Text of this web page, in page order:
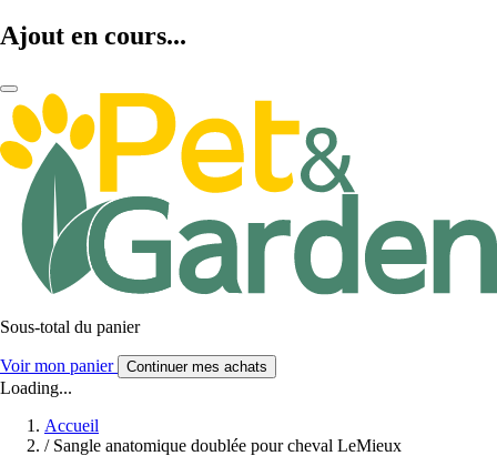
Ajout en cours...
Sous-total du panier
Voir mon panier Continuer mes achats
Loading...
Accueil
/ Sangle anatomique doublée pour cheval LeMieux